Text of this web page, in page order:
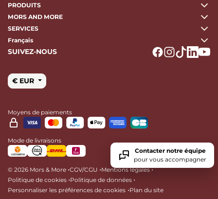
PRODUITS
MORS AND MORE
SERVICES
Français
SUIVEZ-NOUS
€ EUR
Moyens de paiements
Mode de livraisons
© 2026 Mors & More •CGV/CGU •Mentions légales•
Politique de cookies •Politique de données •
Personnaliser les préférences de cookies •Plan du site
Contacter notre équipe
pour vous accompagner